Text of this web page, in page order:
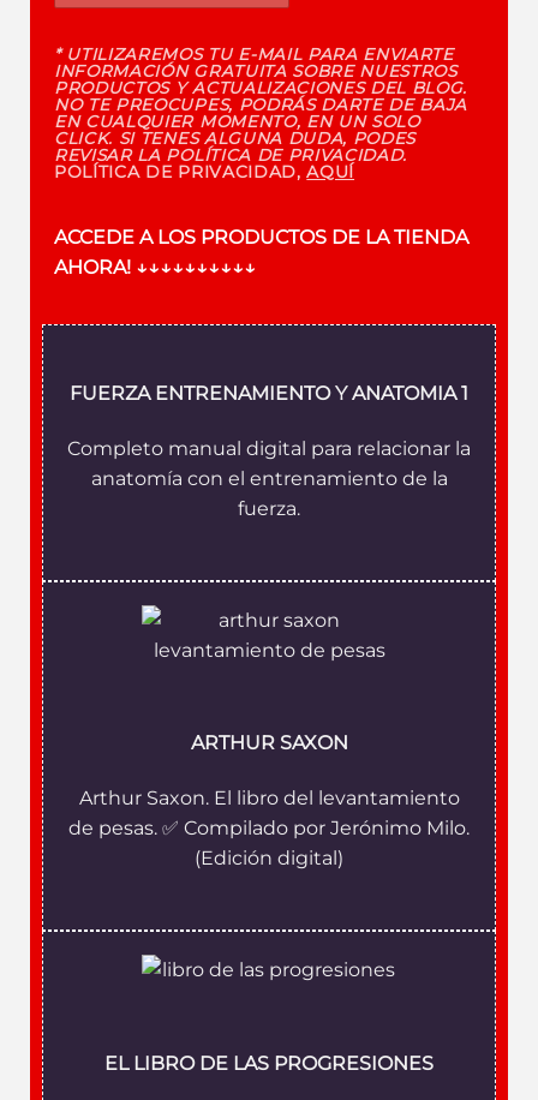
* UTILIZAREMOS TU E-MAIL PARA ENVIARTE
INFORMACIÓN GRATUITA SOBRE NUESTROS
PRODUCTOS Y ACTUALIZACIONES DEL BLOG.
NO TE PREOCUPES, PODRÁS DARTE DE BAJA
EN CUALQUIER MOMENTO, EN UN SOLO
CLICK. SI TENES ALGUNA DUDA, PODES
REVISAR LA POLÍTICA DE PRIVACIDAD.
POLÍTICA DE PRIVACIDAD,AQUÍ
ACCEDE A LOS PRODUCTOS DE LA TIENDA
AHORA! ↓↓↓↓↓↓↓↓↓↓
FUERZA ENTRENAMIENTO Y ANATOMIA 1
Completo manual digital para relacionar la
anatomía con el entrenamiento de la
fuerza.
ARTHUR SAXON
Arthur Saxon. El libro del levantamiento
de pesas. ✅ Compilado por Jerónimo Milo.
(Edición digital)
EL LIBRO DE LAS PROGRESIONES